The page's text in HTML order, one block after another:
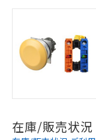
在庫/販売状況